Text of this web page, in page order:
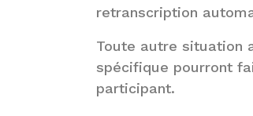
retranscription
Toute autre situation
spécifique pourront
participant.